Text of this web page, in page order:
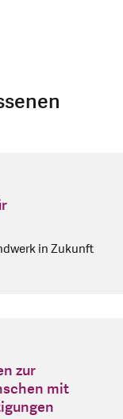
in Zukunft
zur
mit